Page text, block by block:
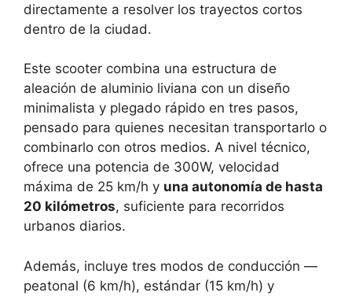
directamente a resolver los trayectos cortos
dentro de la ciudad.
Este scooter combina una estructura de
aleación de aluminio liviana con un diseño
minimalista y plegado rápido en tres pasos,
pensado para quienes necesitan transportarlo o
combinarlo con otros medios. A nivel técnico,
ofrece una potencia de 300W, velocidad
máxima de 25 km/h y una autonomía de hasta
20 kilómetros, suficiente para recorridos
urbanos diarios.
Además, incluye tres modos de conducción —
peatonal (6 km/h), estándar (15 km/h) y